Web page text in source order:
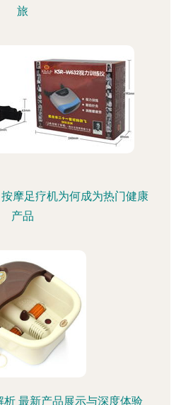
旅
摩足疗机为何成为热门健康
产品
最新产品展示与深度体验